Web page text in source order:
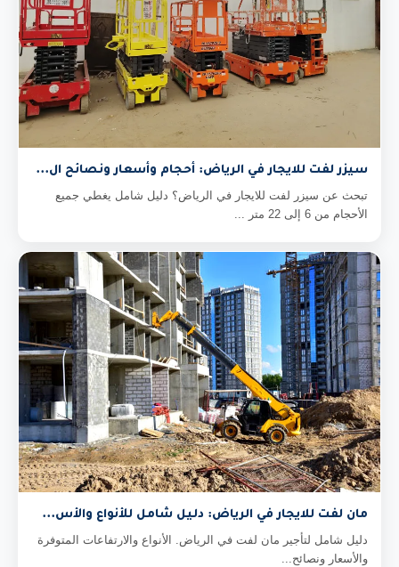
سيزر لفت للايجار في الرياض: أحجام وأسعار ونصائح ال...
تبحث عن سيزر لفت للايجار في الرياض؟ دليل شامل يغطي جميع
الأحجام من 6 إلى 22 متر ...
مان لفت للايجار في الرياض: دليل شامل للأنواع والأس...
دليل شامل لتأجير مان لفت في الرياض. الأنواع والارتفاعات المتوفرة
والأسعار ونصائح...